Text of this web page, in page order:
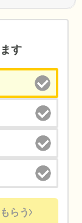
す
らう